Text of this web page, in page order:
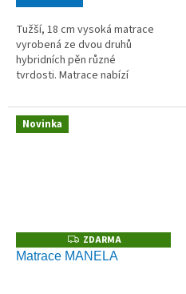
Tužší, 18 cm vysoká matrace
vyrobená ze dvou druhů
hybridních pěn různé
tvrdosti. Matrace nabízí
strany.
Novinka
Z
D
A
ZDARMA
Matrace MANELA